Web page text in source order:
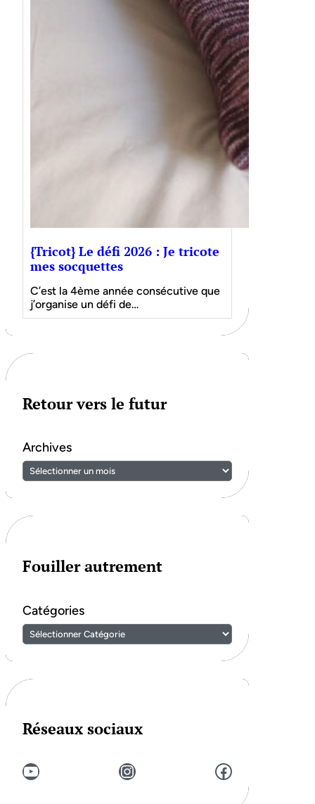
{Tricot} Le défi 2026 : Je tricote
mes socquettes
C’est la 4ème année consécutive que
j’organise un défi de…
Retour vers le futur
Archives
Fouiller autrement
Catégories
Réseaux sociaux
YouTube Instagram Facebook